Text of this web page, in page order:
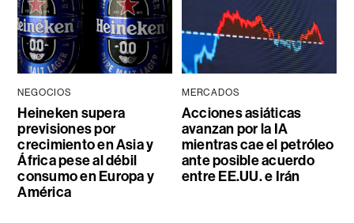
NEGOCIOS
Heineken supera
previsiones por
crecimiento en Asia y
África pese al débil
consumo en Europa y
América
MERCADOS
Acciones asiáticas
avanzan por la IA
mientras cae el petróleo
ante posible acuerdo
entre EE.UU. e Irán